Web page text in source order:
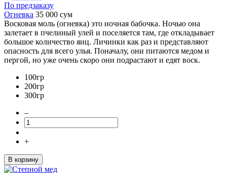
По предзаказу
Огневка 35 000 сум
Восковая моль (огневка) это ночная бабочка. Ночью она
залетает в пчелиный улей и поселяется там, где откладывает
большое количество яиц. Личинки как раз и представляют
опасность для всего улья. Поначалу, они питаются медом и
пергой, но уже очень скоро они подрастают и едят воск.
100гр
200гр
300гр
–
+
В корзину